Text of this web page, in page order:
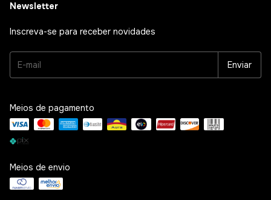
Newsletter
Inscreva-se para receber novidades
Meios de pagamento
Meios de envio